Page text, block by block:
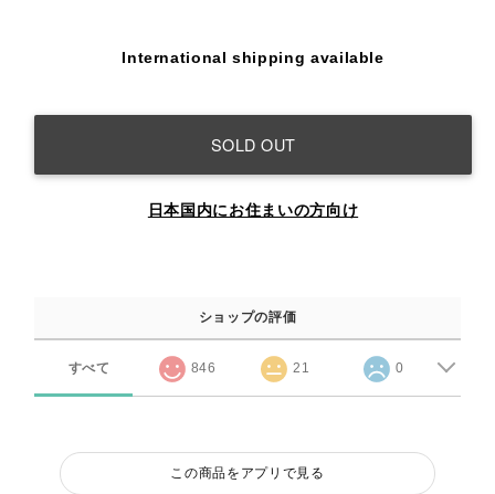
International shipping available
SOLD OUT
日本国内にお住まいの方向け
ショップの評価
すべて 846 21 0
この商品をアプリで見る